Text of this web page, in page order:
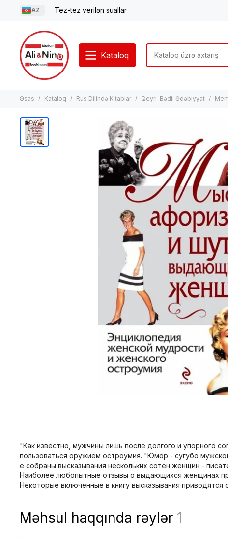
AZ Tez-tez verilən suallar
Kataloq
Əsas Kataloq Rus Dilində Kitablar Qeyri-Bədii Ədəbiyyat
"Как известно, мужчины лишь после долгого и упорного
пользоваться оружием остроумия. "Юмор - сугубо
е собраны высказывания нескольких сотен женщин -
Наиболее любопытные отзывы о выдающихся женщинах
Некоторые включенные в книгу высказывания приводятся
Məhsul haqqında rəylər 1